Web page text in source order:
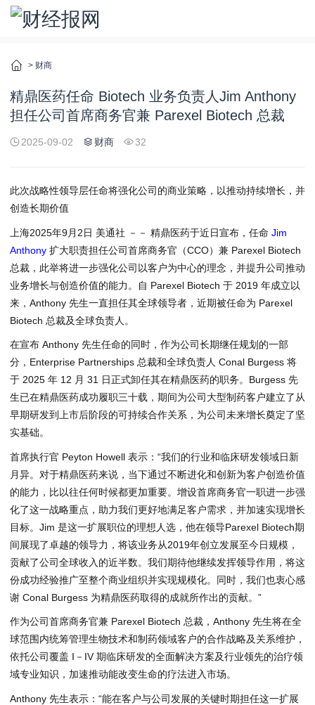
> 财商
精鼎医药任命 Biotech 业务负责人Jim Anthony
担任公司首席商务官兼 Parexel Biotech 总裁
2025-09-02 财商 32
此次战略性领导层任命将强化公司的商业策略，以推动持续增长，并
创造长期价值
上海2025年9月2日 美通社 －－ 精鼎医药于近日宣布，任命 Jim
Anthony 扩大职责担任公司首席商务官（CCO）兼 Parexel Biotech
总裁，此举将进一步强化公司以客户为中心的理念，并提升公司推动
业务增长与创造价值的能力。自 Parexel Biotech 于 2019 年成立以
来，Anthony 先生一直担任其全球领导者，近期被任命为 Parexel
Biotech 总裁及全球负责人。
在宣布 Anthony 先生任命的同时，作为公司长期继任规划的一部
分，Enterprise Partnerships 总裁和全球负责人 Conal Burgess 将
于 2025 年 12 月 31 日正式卸任其在精鼎医药的职务。Burgess 先
生已在精鼎医药成功履职三十载，期间为公司大型制药客户建立了从
早期研发到上市后阶段的可持续合作关系，为公司未来增长奠定了坚
实基础。
首席执行官 Peyton Howell 表示：“我们的行业和临床研发领域日新
月异。对于精鼎医药来说，当下通过不断进化和创新为客户创造价值
的能力，比以往任何时候都更加重要。增设首席商务官一职进一步强
化了这一战略重点，助力我们更好地满足客户需求，并加速实现增长
目标。Jim 是这一扩展职位的理想人选，他在领导Parexel Biotech期
间展现了卓越的领导力，将该业务从2019年创立发展至今日规模，
贡献了公司全球收入的近半数。我们期待他继续发挥领导作用，将这
份成功经验推广至整个商业组织并实现规模化。同时，我们也衷心感
谢 Conal Burgess 为精鼎医药取得的成就所作出的贡献。”
作为公司首席商务官兼 Parexel Biotech 总裁，Anthony 先生将在全
球范围内统筹管理生物技术和制药领域客户的合作战略及关系维护，
依托公司覆盖 I－IV 期临床研发的全面解决方案及行业领先的治疗领
域专业知识，加速推动能改变生命的疗法进入市场。
Anthony 先生表示：“能在客户与公司发展的关键时期担任这一扩展